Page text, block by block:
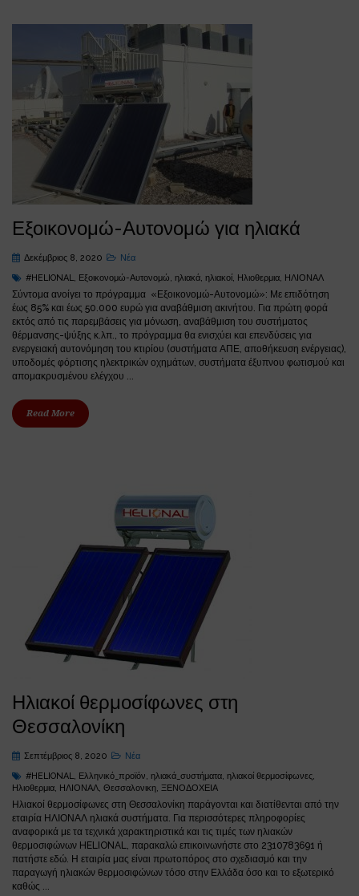
Εξοικονομώ-Αυτονομώ για ηλιακά
Δεκέμβριος 8, 2020
Νέα
#HELIONAL, Εξοικονομώ-Αυτονομώ, ηλιακά, ηλιακοί, Ηλιοθερμια, ΗΛΙΟΝΑΛ
Σύντομα ανοίγει το πρόγραμμα «Εξοικονομώ-Αυτονομώ»: Με επιδότηση
έως 85% και έως 50.000 ευρώ για αναβάθμιση ακινήτου. Για πρώτη φορά
εκτός από τις παρεμβάσεις για μόνωση, αναβάθμιση του συστήματος
θέρμανσης-ψύξης κ.λπ., το πρόγραμμα θα ενισχύει και επενδύσεις για
ενεργειακή αυτονόμηση του κτιρίου (συστήματα ΑΠΕ, αποθήκευση ενέργειας),
υποδομές φόρτισης ηλεκτρικών οχημάτων, συστήματα έξυπνου φωτισμού και
απομακρυσμένου ελέγχου ...
Read More
Ηλιακοί θερμοσίφωνες στη
Θεσσαλονίκη
Σεπτέμβριος 8, 2020
Νέα
#HELIONAL, Ελληνικό_προϊόν, ηλιακά_συστήματα, ηλιακοί θερμοσίφωνες,
Ηλιοθερμια, ΗΛΙΟΝΑΛ, Θεσσαλονικη, ΞΕΝΟΔΟΧΕΙΑ
Ηλιακοί θερμοσίφωνες στη Θεσσαλονίκη παράγονται και διατίθενται από την
εταιρία ΗΛΙΟΝΑΛ ηλιακά συστήματα. Για περισσότερες πληροφορίες
αναφορικά με τα τεχνικά χαρακτηριστικά και τις τιμές των ηλιακών
θερμοσιφώνων HELIONAL, παρακαλώ επικοινωνήστε στο 2310783691 ή
πατήστε εδώ. Η εταιρία μας είναι πρωτοπόρος στο σχεδιασμό και την
παραγωγή ηλιακών θερμοσιφώνων τόσο στην Ελλάδα όσο και το εξωτερικό
καθώς ...